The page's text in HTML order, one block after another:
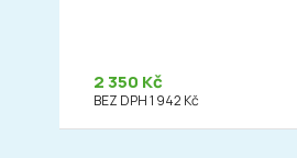
2 350 Kč
BEZ DPH 1 942 Kč